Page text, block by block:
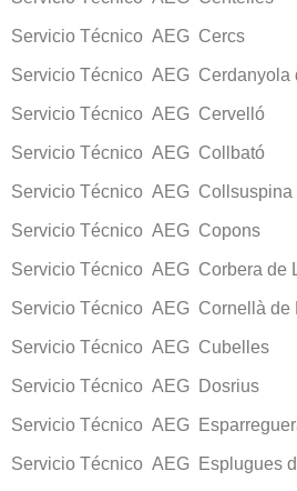
Servicio Técnico AEG Cercs
Servicio Técnico AEG Cerdanyola
Servicio Técnico AEG Cervelló
Servicio Técnico AEG Collbató
Servicio Técnico AEG Collsuspina
Servicio Técnico AEG Copons
Servicio Técnico AEG Corbera de
Servicio Técnico AEG Cornellà de
Servicio Técnico AEG Cubelles
Servicio Técnico AEG Dosrius
Servicio Técnico AEG
Servicio Técnico AEG Esplugues